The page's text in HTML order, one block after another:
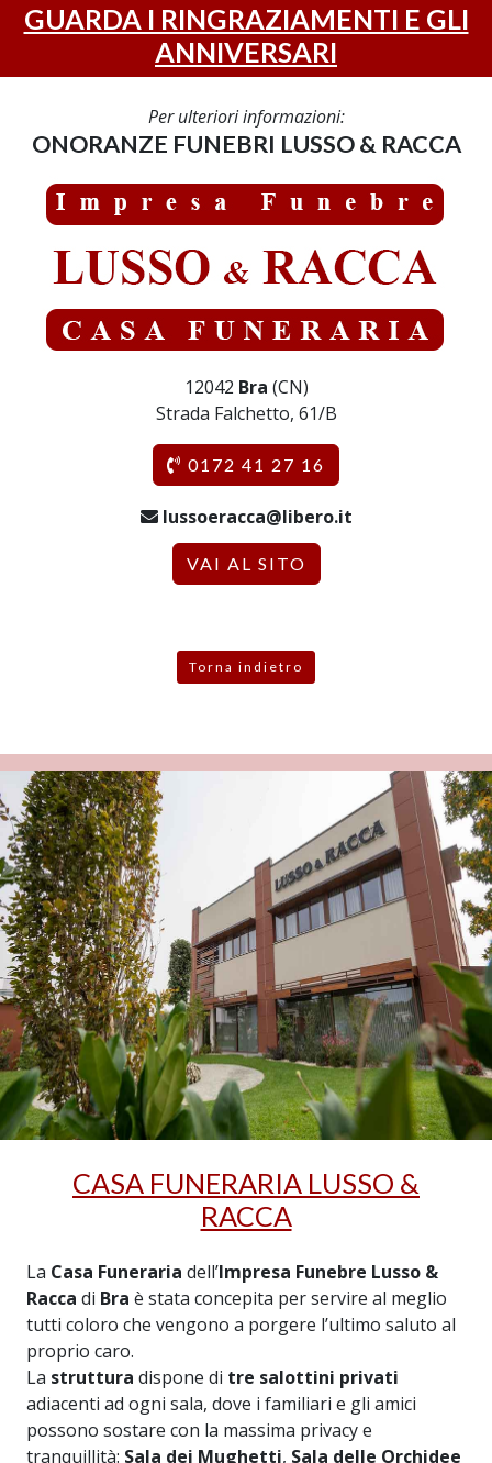
GUARDA I RINGRAZIAMENTI E GLI
ANNIVERSARI
Per ulteriori informazioni:
ONORANZE FUNEBRI LUSSO & RACCA
12042 Bra (CN)
Strada Falchetto, 61/B
0172 41 27 16
lussoeracca@libero.it
VAI AL SITO
Torna indietro
CASA FUNERARIA LUSSO &
RACCA
La Casa Funeraria dell’Impresa Funebre Lusso &
Racca di Bra è stata concepita per servire al meglio
tutti coloro che vengono a porgere l’ultimo saluto al
proprio caro.
La struttura dispone di tre salottini privati
adiacenti ad ogni sala, dove i familiari e gli amici
possono sostare con la massima privacy e
tranquillità: Sala dei Mughetti, Sala delle Orchidee